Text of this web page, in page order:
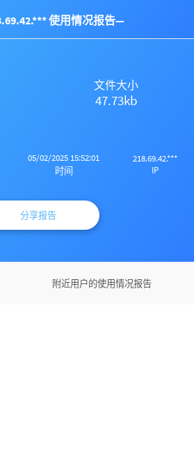
使用情况报告—
文件大小
47.73kb
05/02/2025 15:52:01
时间
218.69.42.***
IP
分享报告
附近用户的使用情况报告